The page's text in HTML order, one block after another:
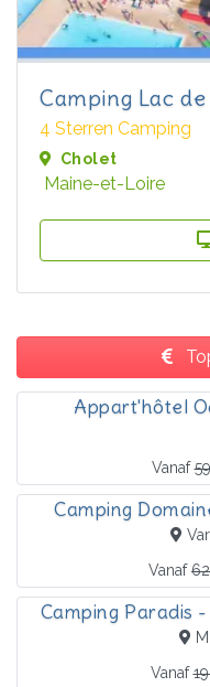
Camping Lac
4 Sterren Camping
Cholet
Maine-et-Loire
Appart'hôtel
Vanaf
Camping
Vanaf
Camping Paradis
Vanaf